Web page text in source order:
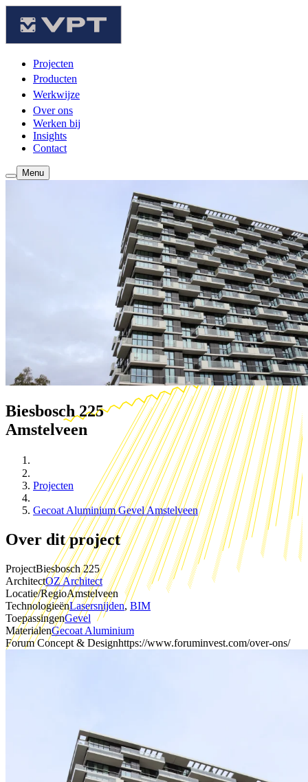
Projecten
Producten
Werkwijze
Over ons
Werken bij
Insights
Contact
Menu
Biesbosch 225
Amstelveen
Projecten
Gecoat Aluminium Gevel Amstelveen
Over dit project
ProjectBiesbosch 225
ArchitectOZ Architect
Locatie/RegioAmstelveen
TechnologieënLasersnijden, BIM
ToepassingenGevel
MaterialenGecoat Aluminium
Forum Concept & Designhttps://www.foruminvest.com/over-ons/